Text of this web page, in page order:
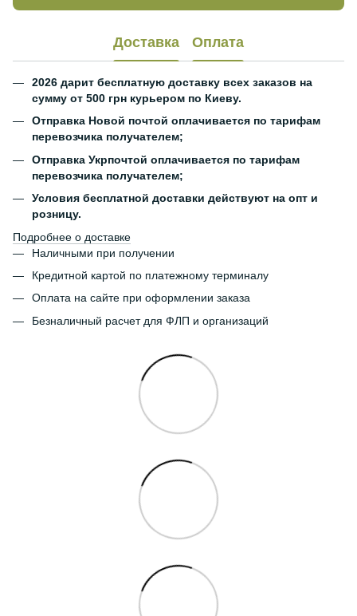
Доставка Оплата
2026 дарит бесплатную доставку всех заказов на
сумму от 500 грн курьером по Киеву.
Отправка Новой почтой оплачивается по тарифам
перевозчика получателем;
Отправка Укрпочтой оплачивается по тарифам
перевозчика получателем;
Условия бесплатной доставки действуют на опт и
розницу.
Подробнее о доставке
Наличными при получении
Кредитной картой по платежному терминалу
Оплата на сайте при оформлении заказа
Безналичный расчет для ФЛП и организаций